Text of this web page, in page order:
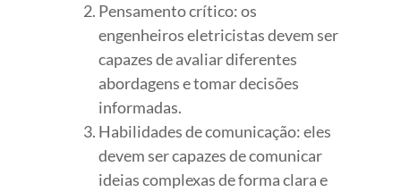
Pensamento crítico: os
engenheiros eletricistas devem ser
capazes de avaliar diferentes
abordagens e tomar decisões
informadas.
Habilidades de comunicação: eles
devem ser capazes de comunicar
ideias complexas de forma clara e